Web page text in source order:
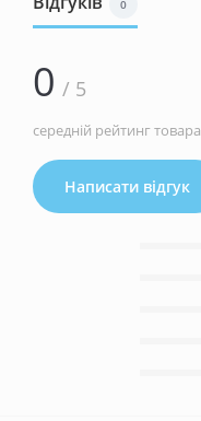
0
0 / 5
середній рейтинг товара
Написати відгук